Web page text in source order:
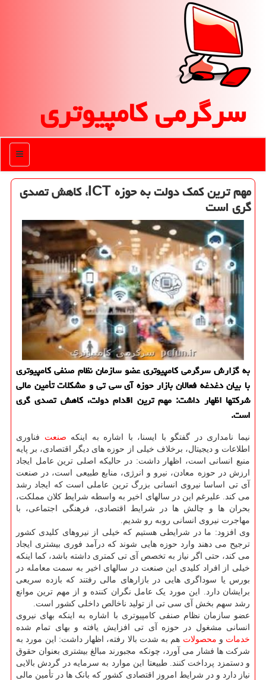
سرگرمی كامپیوتری
منو
مهم ترین كمك دولت به حوزه ICT، كاهش تصدی
گری است
به گزارش سرگرمی كامپیوتری عضو سازمان نظام صنفی كامپیوتری
با بیان دغدغه فعالان بازار حوزه آی سی تی و مشكلات تأمین مالی
شركتها اظهار داشت: مهم ترین اقدام دولت، كاهش تصدی گری
است.
نیما نامداری در گفتگو با ایسنا، با اشاره به اینکه صنعت فناوری
اطلاعات و دیجیتال، برخلاف خیلی از حوزه های دیگر اقتصادی، بر پایه
منبع انسانی است، اظهار داشت: در حالیکه اصلی ترین عامل ایجاد
ارزش در حوزه معادن، نیرو و انرژی، منابع طبیعی است، در صنعت
آی تی اساسا نیروی انسانی بزرگ ترین عاملی است که ایجاد رشد
می کند. علیرغم این در سالهای اخیر به واسطه شرایط کلان مملکت،
بحران ها و چالش ها در شرایط اقتصادی، فرهنگی اجتماعی، با
مهاجرت نیروی انسانی روبه رو شدیم.
وی افزود: ما در شرایطی هستیم که خیلی از نیروهای کلیدی کشور
ترجیح می دهند وارد حوزه هایی شوند که درآمد فوری بیشتری ایجاد
می کند، حتی اگر نیاز به تخصص آی تی کمتری داشته باشد، کما اینکه
خیلی از افراد کلیدی این صنعت در سالهای اخیر به سمت معامله در
بورس یا سوداگری هایی در بازارهای مالی رفتند که بازده سریعی
برایشان دارد. این مورد یک عامل نگران کننده و از مهم ترین موانع
رشد سهم بخش آی سی تی از تولید ناخالص داخلی کشور است.
عضو سازمان نظام صنفی کامپیوتری با اشاره به اینکه بهای نیروی
انسانی مشغول در حوزه آی تی افزایش یافته و بهای تمام شده
خدمات و محصولات هم به شدت بالا رفته، اظهار داشت: این مورد به
شرکت ها فشار می آورد، چونکه مجبورند مبالغ بیشتری بعنوان حقوق
و دستمزد پرداخت کنند. طبیعتا این موارد به سرمایه در گردش بالایی
نیاز دارد و در شرایط امروز اقتصادی کشور که بانک ها در تأمین مالی